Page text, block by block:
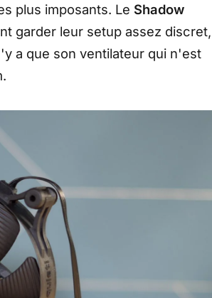
plus imposants. Le Shadow
garder leur setup assez discret,
a que son ventilateur qui n'est